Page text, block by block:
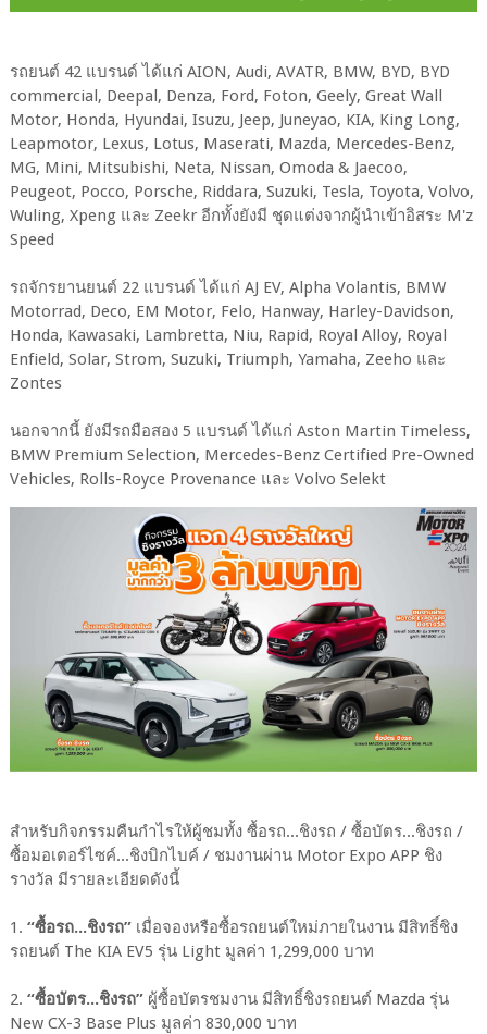
รถยนต์ 42 แบรนด์ ได้แก่ AION, Audi, AVATR, BMW, BYD, BYD
commercial, Deepal, Denza, Ford, Foton, Geely, Great Wall
Motor, Honda, Hyundai, Isuzu, Jeep, Juneyao, KIA, King Long,
Leapmotor, Lexus, Lotus, Maserati, Mazda, Mercedes-Benz,
MG, Mini, Mitsubishi, Neta, Nissan, Omoda & Jaecoo,
Peugeot, Pocco, Porsche, Riddara, Suzuki, Tesla, Toyota, Volvo,
Wuling, Xpeng และ Zeekr อีกทั้งยังมี ชุดแต่งจากผู้นำเข้าอิสระ M'z
Speed
รถจักรยานยนต์ 22 แบรนด์ ได้แก่ AJ EV, Alpha Volantis, BMW
Motorrad, Deco, EM Motor, Felo, Hanway, Harley-Davidson,
Honda, Kawasaki, Lambretta, Niu, Rapid, Royal Alloy, Royal
Enfield, Solar, Strom, Suzuki, Triumph, Yamaha, Zeeho และ
Zontes
นอกจากนี้ ยังมีรถมือสอง 5 แบรนด์ ได้แก่ Aston Martin Timeless,
BMW Premium Selection, Mercedes-Benz Certified Pre-Owned
Vehicles, Rolls-Royce Provenance และ Volvo Selekt
สำหรับกิจกรรมคืนกำไรให้ผู้ชมทั้ง ซื้อรถ...ชิงรถ / ซื้อบัตร...ชิงรถ /
ซื้อมอเตอร์ไซค์...ชิงบิกไบค์ / ชมงานผ่าน Motor Expo APP ชิง
รางวัล มีรายละเอียดดังนี้
1. “ซื้อรถ...ชิงรถ”เมื่อจองหรือซื้อรถยนต์ใหม่ภายในงาน มีสิทธิ์ชิง
รถยนต์ The KIA EV5 รุ่น Light มูลค่า 1,299,000 บาท
2. “ซื้อบัตร...ชิงรถ”ผู้ซื้อบัตรชมงาน มีสิทธิ์ชิงรถยนต์ Mazda รุ่น
New CX-3 Base Plus มูลค่า 830,000 บาท